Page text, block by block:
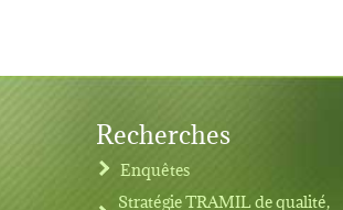
Recherches
Enquêtes
Stratégie TRAMIL de qualité,